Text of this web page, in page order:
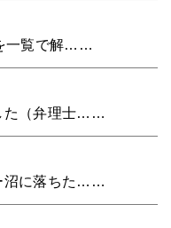
一覧で解……
た（弁理士……
沼に落ちた……